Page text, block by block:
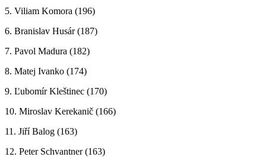
5. Viliam Komora (196)
6. Branislav Husár (187)
7. Pavol Madura (182)
8. Matej Ivanko (174)
9. Ľubomír Kleštinec (170)
10. Miroslav Kerekanič (166)
11. Jiří Balog (163)
12. Peter Schvantner (163)